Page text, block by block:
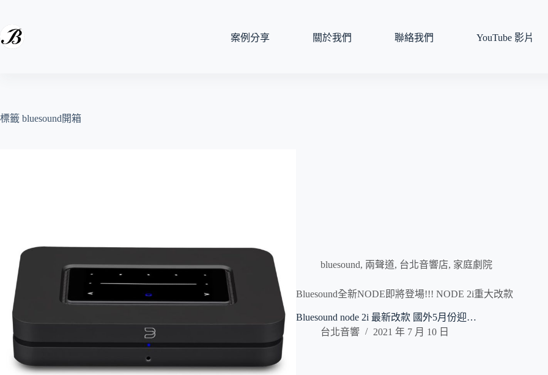
案例分享 關於我們 聯絡我們 YouTube 影片
標籤 bluesound開箱
bluesound, 兩聲道, 台北音響店, 家庭劇院
Bluesound全新NODE即將登場!!! NODE 2i重大改款
Bluesound node 2i 最新改款 國外5月份迎…
台北音響
2021 年 7 月 10 日